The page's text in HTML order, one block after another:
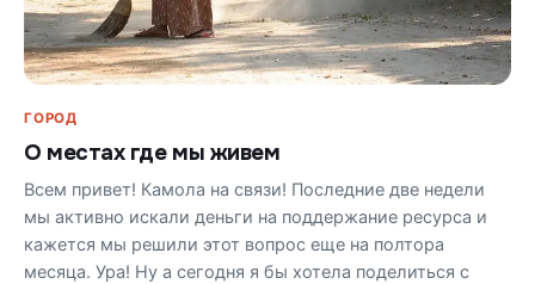
ГОРОД
О местах где мы живем
Всем привет! Камола на связи! Последние две недели
мы активно искали деньги на поддержание ресурса и
кажется мы решили этот вопрос еще на полтора
месяца. Ура! Ну а сегодня я бы хотела поделиться с